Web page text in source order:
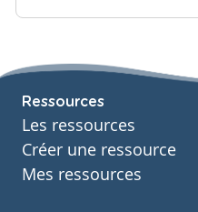
Ressources
Les ressources
Créer une ressource
Mes ressources